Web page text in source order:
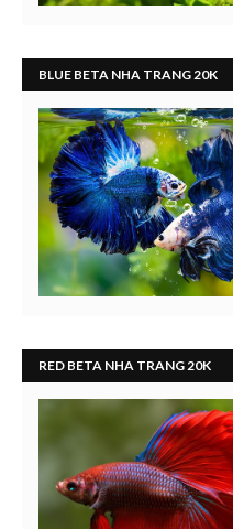
BLUE BETA NHA TRANG 20K
RED BETA NHA TRANG 20K